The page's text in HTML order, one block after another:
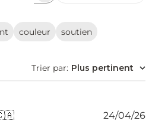
couleur soutien
Trier par: Plus pertinent
Date
24/04/26